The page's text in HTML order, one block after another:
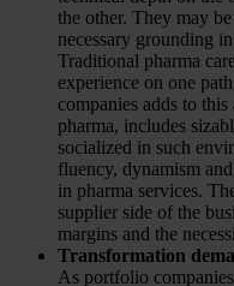
the other. They may
necessary grounding
Traditional pharma
experience on one
companies adds to
pharma, includes
socialized in such
fluency, dynamism
in pharma services.
supplier side of the
margins and the
Transformation
As portfolio